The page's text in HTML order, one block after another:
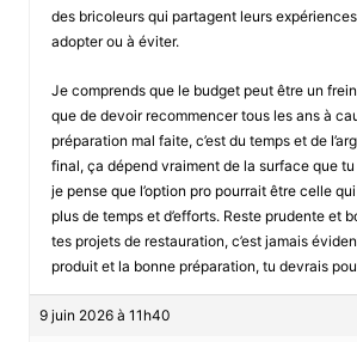
des bricoleurs qui partagent leurs
adopter ou à éviter.
Je comprends que le budget peut être un
que de devoir recommencer tous les ans à
préparation mal faite, c’est du temps et de
final, ça dépend vraiment de la surface que
je pense que l’option pro pourrait être celle
plus de temps et d’efforts. Reste prudente et
tes projets de restauration, c’est jamais
produit et la bonne préparation, tu devrais
9 juin 2026 à 11h40